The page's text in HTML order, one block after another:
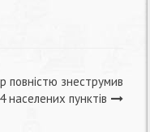
повністю знеструмив
населених пунктів